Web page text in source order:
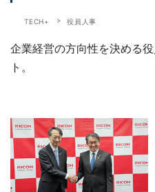
TECH+ 役員人事
企業経営の方向性を決める
ト。